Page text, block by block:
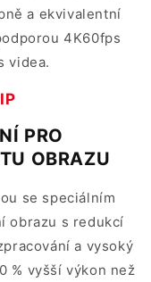
a ekvivalentní
4K60fps
videa.
PRO
OBRAZU
se speciálním
obrazu s redukcí
a vysoký
% vyšší výkon než